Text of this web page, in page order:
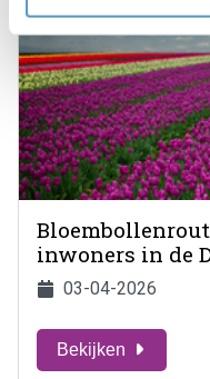
inwoners in de
03-04-2026
Bekijken